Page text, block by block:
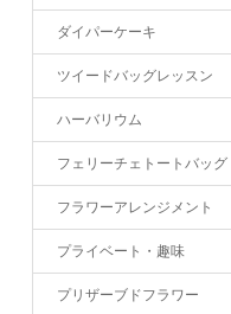
ダイパーケーキ
ツイードバッグレッスン
ハーバリウム
フェリーチェトートバッグ
フラワーアレンジメント
プライベート・趣味
プリザーブドフラワー